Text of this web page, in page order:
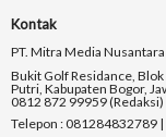
Kontak
PT. Mitra Media
Bukit Golf Residance, Blok
Putri, Kabupaten Bogor,
0812 872 99959 (Redaksi)
Telepon : 081284832789